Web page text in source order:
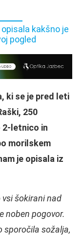
ki se je pred leti
250
2-letnico in
morilskem
je opisala iz
vsi šokirani nad
noben pogovor.
sporočila sožalja,